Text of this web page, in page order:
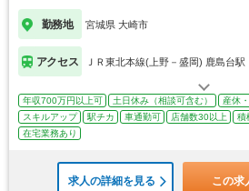
勤務地 宮城県 大崎市
アクセス ＪＲ東北本線(上野－盛岡) 鹿島台駅
年収700万円以上可 土日休み（相談可含む） 産休
スキルアップ
駅チカ 車通勤可 店舗数30以上 積
在宅業務あり
求人の詳細を見る この求